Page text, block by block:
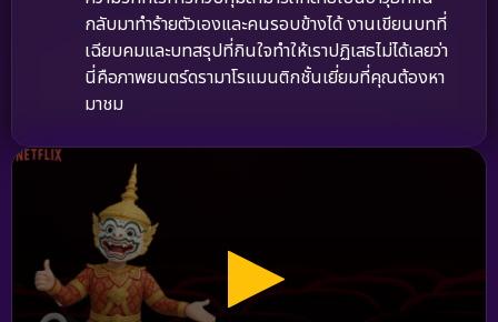
กลับมาทำร้ายตัวเองและคนรอบข้างได้ งานเขียนบทที่
เฉียบคมและบทสรุปที่กินใจทำให้เราปฏิเสธไม่ได้เลยว่า
นี่คือภาพยนตร์ดรามาโรแมนติกชั้นเยี่ยมที่คุณต้องหา
มาชม